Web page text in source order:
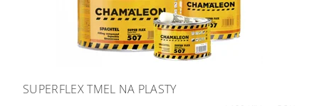
SUPERFLEX TMEL NA PLASTY